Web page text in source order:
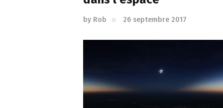
by Rob 26 septembre 2017